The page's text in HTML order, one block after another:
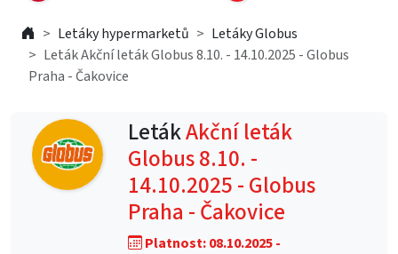
Letáky hypermarketů
Letáky Globus
Leták Akční leták Globus 8.10. - 14.10.2025 - Globus
Praha - Čakovice
LetákAkční leták
Globus 8.10. -
14.10.2025 - Globus
Praha - Čakovice
Platnost: 08.10.2025 -